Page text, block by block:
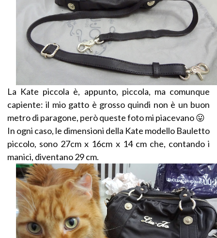
La Kate piccola è, appunto, piccola, ma comunque
capiente: il mio gatto è grosso quindi non è un buon
metro di paragone, però queste foto mi piacevano 😛
In ogni caso, le dimensioni della Kate modello Bauletto
piccolo, sono 27cm x 16cm x 14 cm che, contando i
manici, diventano 29 cm.